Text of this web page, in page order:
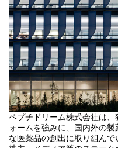
ペプチドリーム株式会社は
ォームを強みに、国内外の
な医薬品の創出に取り組んで